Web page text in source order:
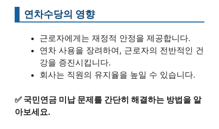
연차수당의 영향
근로자에게는 재정적 안정을 제공합니다.
연차 사용을 장려하여, 근로자의 전반적인 건
강을 증진시킵니다.
회사는 직원의 유지율을 높일 수 있습니다.
✅ 국민연금 미납 문제를 간단히 해결하는 방법을 알
아보세요.